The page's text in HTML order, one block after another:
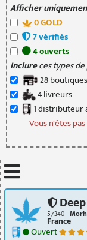
Afficher
0GOLD
7vérifiés
4ouverts
Inclureces types
28boutiques
4livreurs
1distributeur
Vous n'êtes
57340 -
France
Ouvert